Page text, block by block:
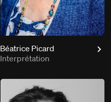
Béatrice Picard
Interprétation